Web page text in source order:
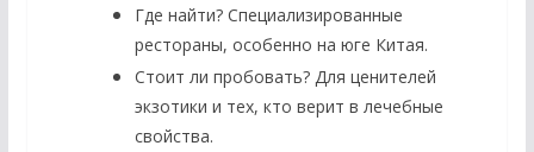
Где найти?Специализированные
рестораны, особенно на юге Китая.
Стоит ли пробовать?Для ценителей
экзотики и тех, кто верит в лечебные
свойства.